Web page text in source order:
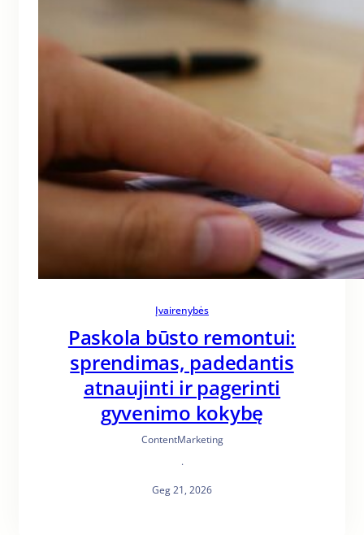
Įvairenybės
Paskola būsto remontui:
sprendimas, padedantis
atnaujinti ir pagerinti
gyvenimo kokybę
ContentMarketing
·
Geg 21, 2026